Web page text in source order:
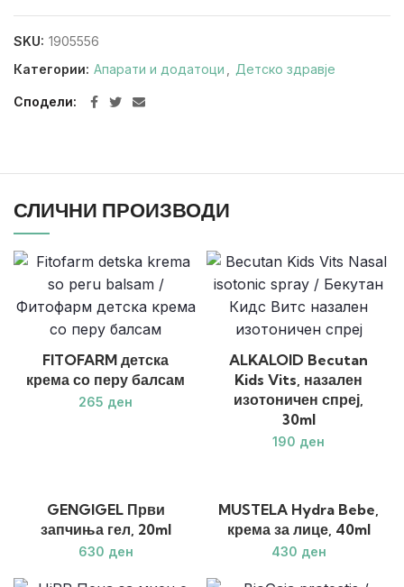
SKU: 1905556
Категории: Апарати и додатоци Детско здравје
Сподели
СЛИЧНИ ПРОИЗВОДИ
FITOFARM детска
крема со перу балсам
ден
ALKALOID Becutan
Kids Vits, назален
изотоничен спреј,
30ml
ден
GENGIGEL Први
запчиња гел, 20ml
ден
MUSTELA Hydra Bebe,
крема за лице, 40ml
ден